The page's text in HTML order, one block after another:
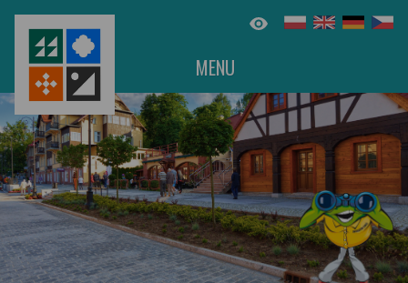
MENU